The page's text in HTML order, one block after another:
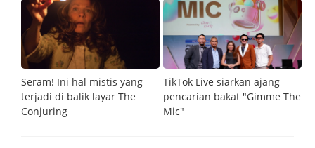
Seram! Ini hal mistis yang
terjadi di balik layar The
Conjuring
TikTok Live siarkan ajang
pencarian bakat "Gimme The
Mic"